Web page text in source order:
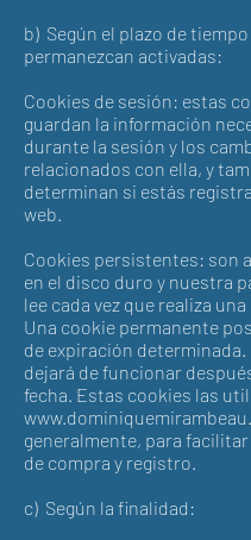
b) Según el plazo de
permanezcan activadas:
Cookies de sesión: estas
guardan la información
durante la sesión y los
relacionados con ella, y
determinan si estás
web.
Cookies persistentes: son
en el disco duro y nuestra
lee cada vez que realiza
Una cookie permanente
de expiración determinada.
dejará de funcionar
fecha. Estas cookies las
generalmente, para
de compra y registro.
c) Según la finalidad: